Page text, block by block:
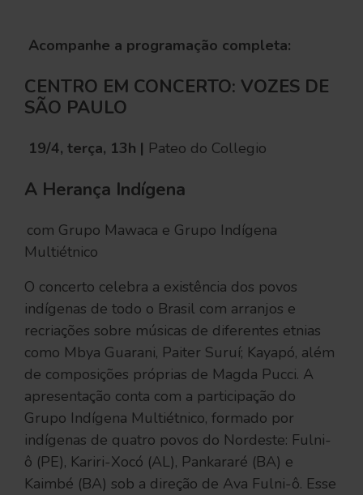
Acompanhe a programação completa:
CENTRO EM CONCERTO: VOZES DE
SÃO PAULO
19/4, terça, 13h | Pateo do Collegio
A Herança Indígena
com Grupo Mawaca e Grupo Indígena
Multiétnico
O concerto celebra a existência dos povos
indígenas de todo o Brasil com arranjos e
recriações sobre músicas de diferentes etnias
como Mbya Guarani, Paiter Suruí; Kayapó, além
de composições próprias de Magda Pucci. A
apresentação conta com a participação do
Grupo Indígena Multiétnico, formado por
indígenas de quatro povos do Nordeste: Fulni-
ô (PE), Kariri-Xocó (AL), Pankararé (BA) e
Kaimbé (BA) sob a direção de Ava Fulni-ô. Esse